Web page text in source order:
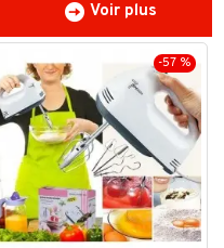
Voir plus
-57 %